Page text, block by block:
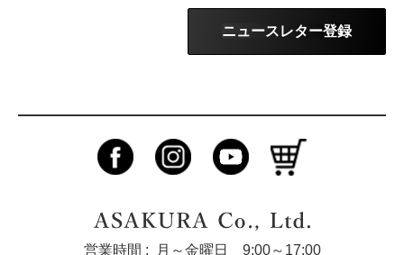
ニュースレター登録
営業時間 : 月～金曜日 9:00～17:00